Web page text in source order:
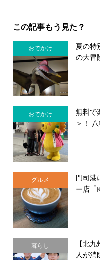
この記事もう見た？
おでかけ
夏の特
の大冒
おでかけ
無料で
＞！
グルメ
門司港
ー店
暮らし
【北
人が消